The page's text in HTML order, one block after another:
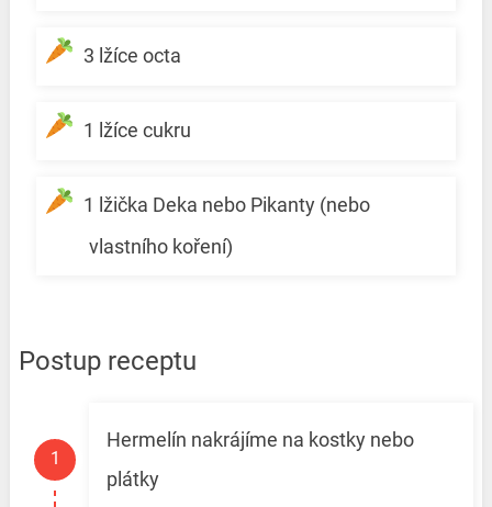
3 lžíce octa
1 lžíce cukru
1 lžička Deka nebo Pikanty (nebo
vlastního koření)
Postup receptu
Hermelín nakrájíme na kostky nebo
plátky